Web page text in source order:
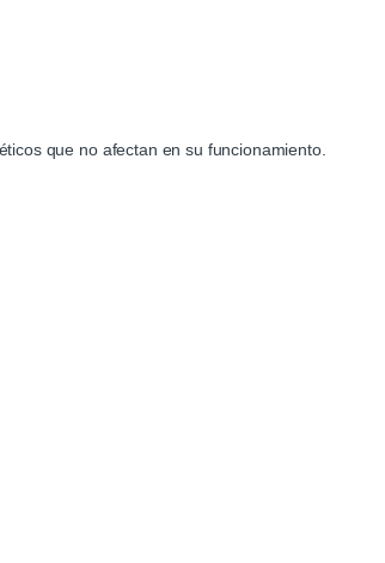
que no afectan en su funcionamiento.